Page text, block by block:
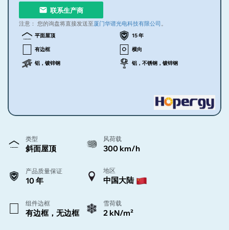
联系生产商
注意： 您的询盘将直接发送至厦门华谱光电科技有限公司 。
平面屋顶 15 年
有边框 横向
铝，镀锌钢 铝，不锈钢，镀锌钢
类型
斜面屋顶
风荷载
300 km/h
产品质量保证
10 年
地区
中国大陆
组件边框
有边框，无边框
雪荷载
2 kN/m²